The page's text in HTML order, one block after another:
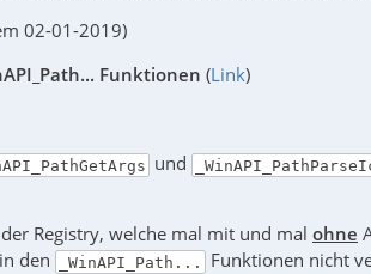
02-01-2019)
Funktionen (Link)
und
Registry, welche mal mit und mal ohne
den
_WinAPI_Path...
Funktionen nicht